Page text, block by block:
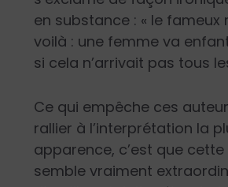
en substance : « le fameux
voilà : une femme va
si cela n’arrivait pas tous
Ce qui empêche ces
rallier à l’interprétation la
apparence, c’est que
semble vraiment